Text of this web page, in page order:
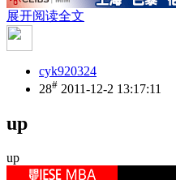
展开阅读全文
cyk920324
28# 2011-12-2 13:17:11
up
up